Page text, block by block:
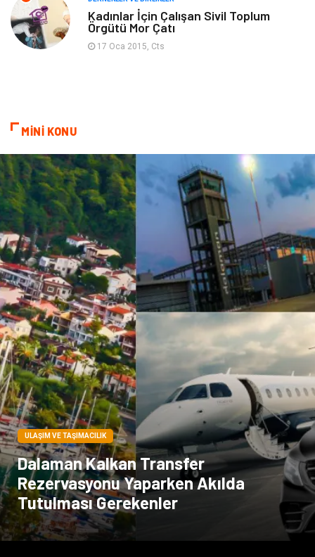
Bebek Giyim Nakliyat
Ambalaj
Bitkisel Ürünler Pazarlama
Markalar Tarım & Hayvancılık
Bilişim Dernekler ve Birlikler
İthalat İhracat
Kadınlar İçin Çalışan Sivil Toplum
Örgütü Mor Çatı
17 Oca 2015, Cts
MİNİ KONU
ULAŞIM VE TAŞIMACILIK
Dalaman Kalkan Transfer
Rezervasyonu Yaparken Akılda
Tutulması Gerekenler